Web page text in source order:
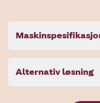
Alternativ løsning